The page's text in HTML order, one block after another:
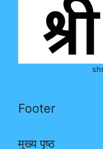
Footer
मुख्य पृष्ठ